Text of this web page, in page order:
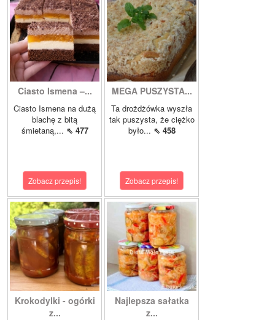
Ciasto Ismena –...
Ciasto Ismena na dużą
blachę z bitą
śmietaną,... ⇖ 477
Zobacz przepis!
MEGA PUSZYSTA...
Ta drożdżówka wyszła
tak puszysta, że ciężko
było... ⇖ 458
Zobacz przepis!
Krokodylki - ogórki
z...
Najlepsza sałatka
z...